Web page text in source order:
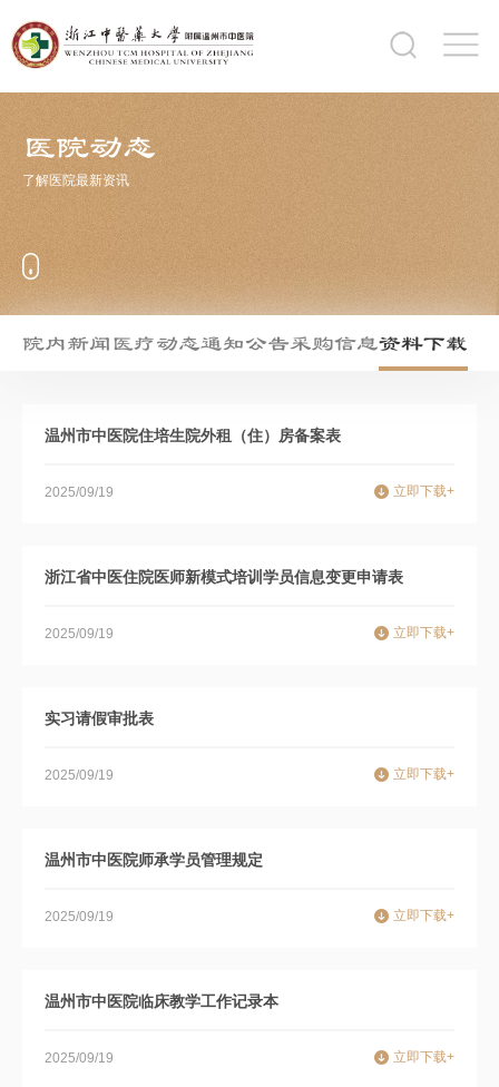
医院动态
了解医院最新资讯
院内新闻 医疗动态通知公告采购信息资料下载
温州市中医院住培生院外租（住）房备案表
立即下载+
2025/09/19
浙江省中医住院医师新模式培训学员信息变更申请表
立即下载+
2025/09/19
实习请假审批表
立即下载+
2025/09/19
温州市中医院师承学员管理规定
立即下载+
2025/09/19
温州市中医院临床教学工作记录本
立即下载+
2025/09/19